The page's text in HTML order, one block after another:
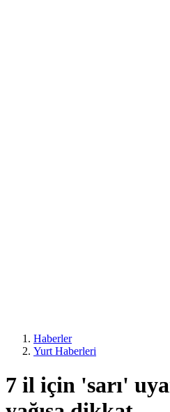
Haberler
Yurt Haberleri
7 il için 'sarı'